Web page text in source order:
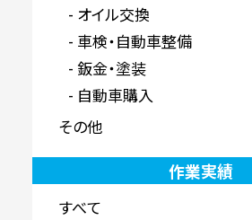
オイル交換
車検・自動車整備
鈑金・塗装
自動車購入
その他
作業実績
すべて